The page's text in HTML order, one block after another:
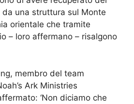
una struttura sul Monte
orientale che tramite
– loro affermano – risalgono
membro del team
Ark Ministries
‘Non diciamo che